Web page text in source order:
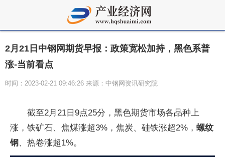
2月21日中钢网期货早报：政策宽松加持，黑色系普
涨-当前看点
时间：2023-02-21 09:46:26 来源：中钢网资讯研究院
截至2月21日9点25分，黑色期货市场各品种上
涨，铁矿石、焦煤涨超3%，焦炭、硅铁涨超2%， 螺纹
钢、热卷涨超1%。